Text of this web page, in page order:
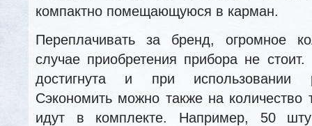
компактно помещающуюся в карман.
Переплачивать за бренд, огромное
случае приобретения прибора не
достигнута и при использовании
Сэкономить можно также на количество
идут в комплекте. Например, 50